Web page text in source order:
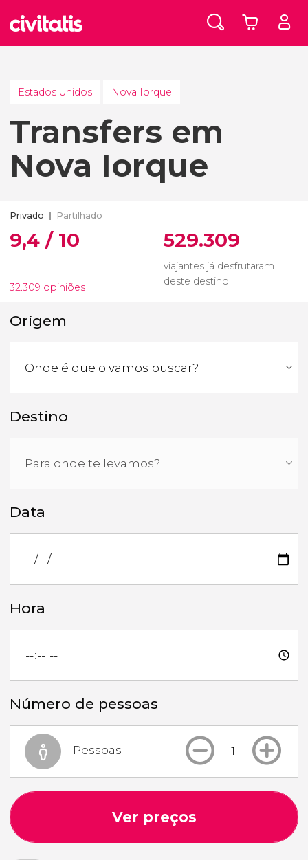
Estados Unidos Nova Iorque
Transfers em
Nova Iorque
Privado Partilhado
9,4 / 10
32.309 opiniões
529.309
viajantes já desfrutaram
deste destino
Origem
Destino
Data
Hora
Número de pessoas
Pessoas
Ver preços